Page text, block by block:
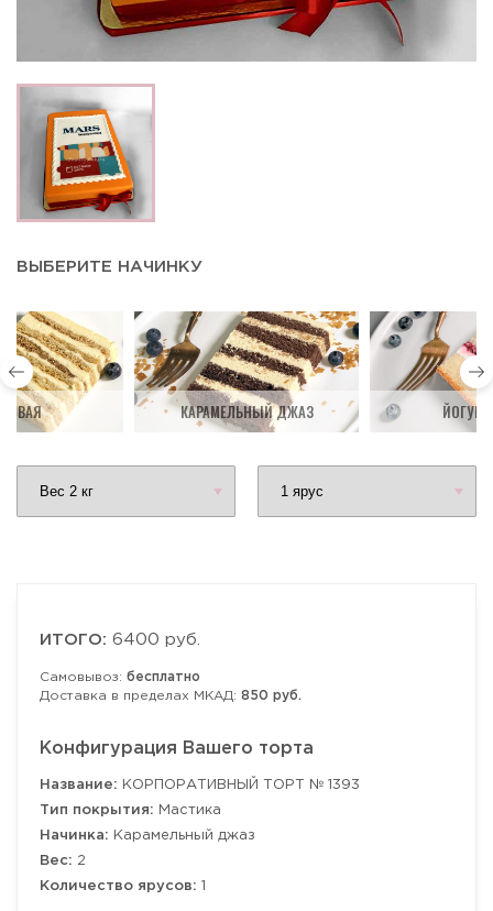
ВЫБЕРИТЕ НАЧИНКУ
КАРАМЕЛЬНЫЙ ДЖАЗ
ИТОГО: 6400 руб.
Самовывоз: бесплатно
Доставка в пределах МКАД: 850 руб.
Конфигурация Вашего торта
Название: КОРПОРАТИВНЫЙ ТОРТ № 1393
Тип покрытия: Мастика
Начинка: Карамельный джаз
Вес: 2
Количество ярусов: 1